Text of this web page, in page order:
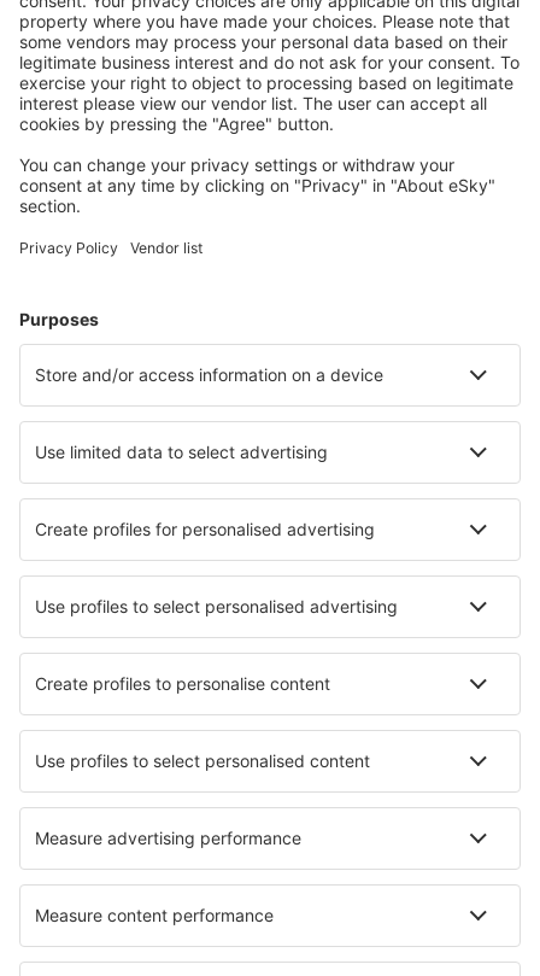
Ubytování dle vašeho gusta
Vyberte si z více než 1.3 milionu zařízení: hotelů,
apartmánů, chat a dalších.
Uživateli eSky nejčastěji hledané ubytování
Ubytování ve Španělsku - Oblíbená města
Ubytování in Mijas Ubytování v Maladze
Ubytování in Calafell Ubytování in San Pedro del Pinatar
Ubytování in Benitachell Ubytování in Costa Teguise
Nejlepší ubytování - města
Ubytování in Waitati Ubytování in Golub-Dobrzyń
Ubytování in Ciudad Ojeda Ubytování West Anstey
Ubytování in Lozovac Ubytování in Friedrichsfelde
Ubytování in Pragpura Ubytování in Gouves
Nejlepší ubytování - regiony
Ubytování na ostrově La Gomera
Ubytování na Teplém pobřeží Ubytování na pobřeží Almerie